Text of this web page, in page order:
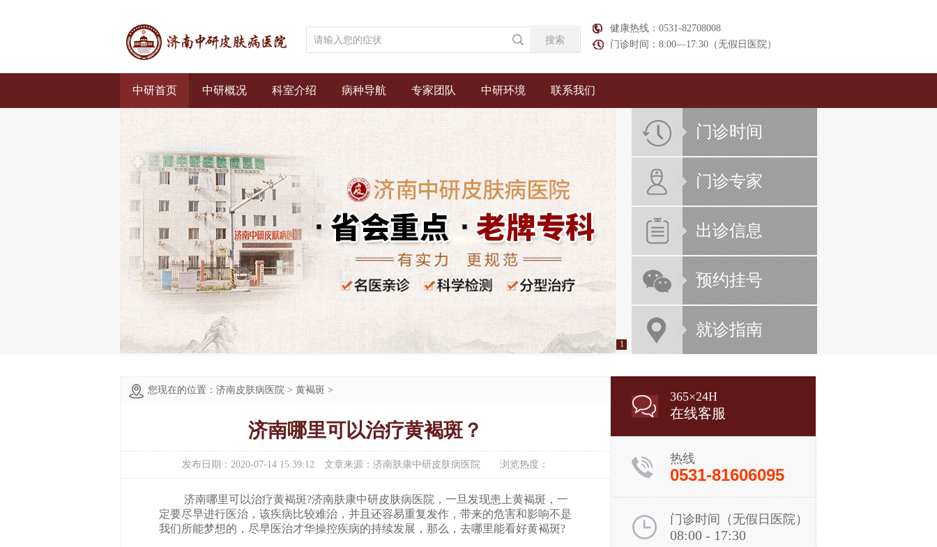
健康热线：0531-82708008
门诊时间：8:00—17:30（无假日医院）
中研首页 中研概况 科室介绍 病种导航 专家团队 中研环境 联系我们
1
门诊时间
门诊专家
出诊信息
预约挂号
就诊指南
您现在的位置： 济南皮肤病医院 > 黄褐斑 >
济南哪里可以治疗黄褐斑？
发布日期：2020-07-14 15:39:12 文章来源：济南肤康中研皮肤病医院 浏览热度：
济南哪里可以治疗黄褐斑?济南肤康中研皮肤病医院，一旦发现患上黄褐斑，一
定要尽早进行医治，该疾病比较难治，并且还容易重复发作，带来的危害和影响不是
我们所能梦想的，尽早医治才华操控疾病的持续发展，那么，去哪里能看好黄褐斑?
365×24H
在线客服
热线
0531-81606095
门诊时间（无假日医院）
08:00 - 17:30